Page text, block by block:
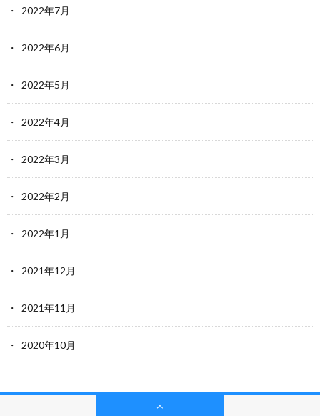
2022年7月
2022年6月
2022年5月
2022年4月
2022年3月
2022年2月
2022年1月
2021年12月
2021年11月
2020年10月